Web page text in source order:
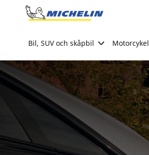
Go to page content
Bil, SUV och skåpbil Motorcykel